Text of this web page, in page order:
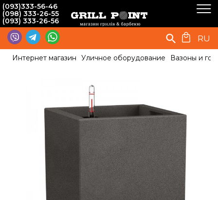
(093)333-56-46
(098) 333-26-55
(093) 333-26-56
RU
Интернет магазин Уличное оборудование Вазоны и